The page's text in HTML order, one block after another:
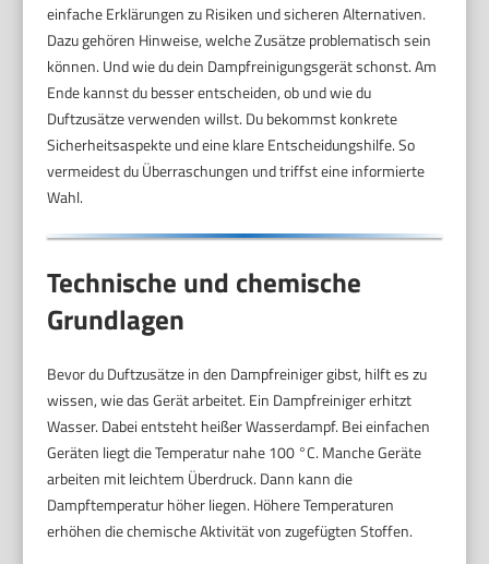
einfache Erklärungen zu Risiken und sicheren Alternativen.
Dazu gehören Hinweise, welche Zusätze problematisch sein
können. Und wie du dein Dampfreinigungsgerät schonst. Am
Ende kannst du besser entscheiden, ob und wie du
Duftzusätze verwenden willst. Du bekommst konkrete
Sicherheitsaspekte und eine klare Entscheidungshilfe. So
vermeidest du Überraschungen und triffst eine informierte
Wahl.
Technische und chemische
Grundlagen
Bevor du Duftzusätze in den Dampfreiniger gibst, hilft es zu
wissen, wie das Gerät arbeitet. Ein Dampfreiniger erhitzt
Wasser. Dabei entsteht heißer Wasserdampf. Bei einfachen
Geräten liegt die Temperatur nahe 100 °C. Manche Geräte
arbeiten mit leichtem Überdruck. Dann kann die
Dampftemperatur höher liegen. Höhere Temperaturen
erhöhen die chemische Aktivität von zugefügten Stoffen.